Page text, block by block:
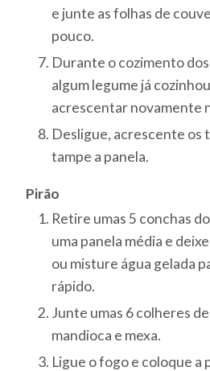
e junte as folhas de
pouco.
Durante o cozimento
algum legume já
acrescentar novamente
Desligue, acrescente os
tampe a panela.
Pirão
Retire umas 5 conchas
uma panela média e
ou misture água gelada
rápido.
Junte umas 6 colheres
mandioca e mexa.
Ligue o fogo e coloque a